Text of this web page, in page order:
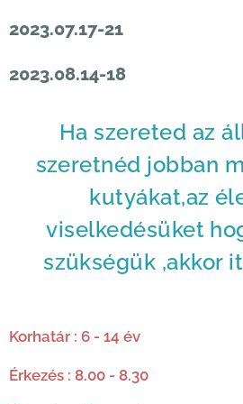
2023.07.17-21
2023.08.14-18
Ha szereted az
szeretnéd jobban
kutyákat,az
viselkedésüket
szükségük ,akkor
Korhatár : 6 - 14 év
Érkezés : 8.00 - 8.30